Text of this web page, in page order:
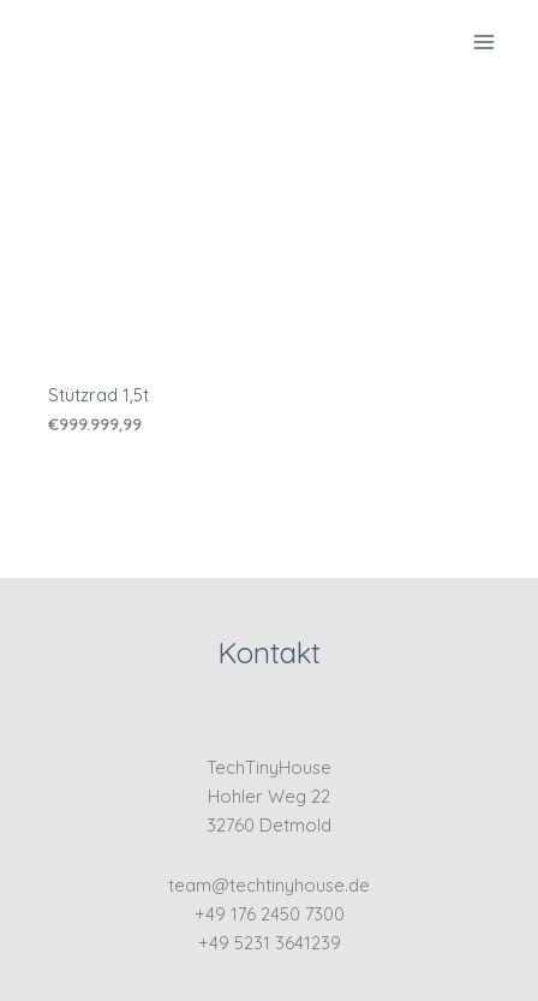
Stützrad 1,5t
€999.999,99
Kontakt
TechTinyHouse
Hohler Weg 22
32760 Detmold
team@techtinyhouse.de
+49 176 2450 7300
+49 5231 3641239